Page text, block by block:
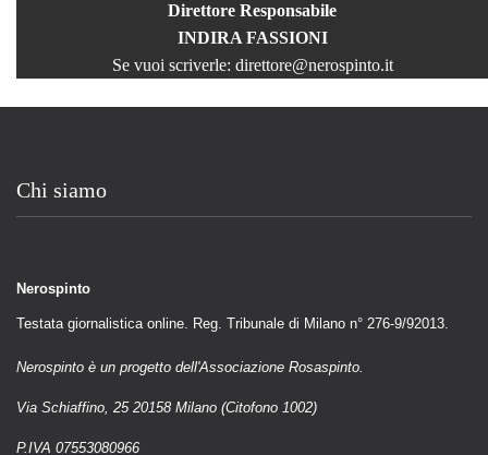
Direttore Responsabile
INDIRA FASSIONI
Se vuoi scriverle: direttore@nerospinto.it
Chi siamo
Nerospinto
Testata giornalistica online. Reg. Tribunale di Milano n° 276-9/92013.
Nerospinto è un progetto dell'Associazione Rosaspinto.
Via Schiaffino, 25 20158 Milano (Citofono 1002)
P.IVA 07553080966